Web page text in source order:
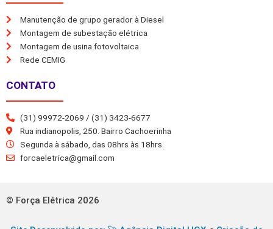
Manutenção de grupo gerador à Diesel
Montagem de subestação elétrica
Montagem de usina fotovoltaica
Rede CEMIG
CONTATO
(31) 99972-2069 / (31) 3423-6677
Rua indianopolis, 250. Bairro Cachoerinha
Segunda à sábado, das 08hrs às 18hrs.
forcaeletrica@gmail.com
© Força Elétrica 2026